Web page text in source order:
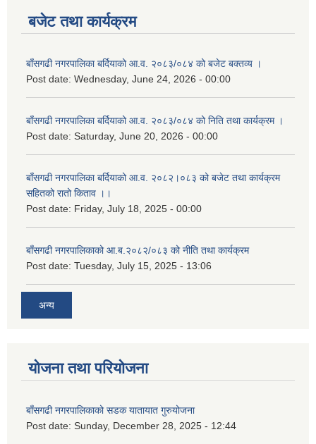
बजेट तथा कार्यक्रम
बाँसगढी नगरपालिका बर्दियाको आ.व. २०८३/०८४ को बजेट बक्तव्य ।
Post date: Wednesday, June 24, 2026 - 00:00
बाँसगढी नगरपालिका बर्दियाको आ.व. २०८३/०८४ को निति तथा कार्यक्रम ।
Post date: Saturday, June 20, 2026 - 00:00
बाँसगढी नगरपालिका बर्दियाको आ.व. २०८२।०८३ को बजेट तथा कार्यक्रम
सहितको रातो किताव ।।
Post date: Friday, July 18, 2025 - 00:00
बाँसगढी नगरपालिकाको आ.ब.२०८२/०८३ को नीति तथा कार्यक्रम
Post date: Tuesday, July 15, 2025 - 13:06
अन्य
योजना तथा परियोजना
बाँसगढी नगरपालिकाको सडक यातायात गुरुयोजना
Post date: Sunday, December 28, 2025 - 12:44